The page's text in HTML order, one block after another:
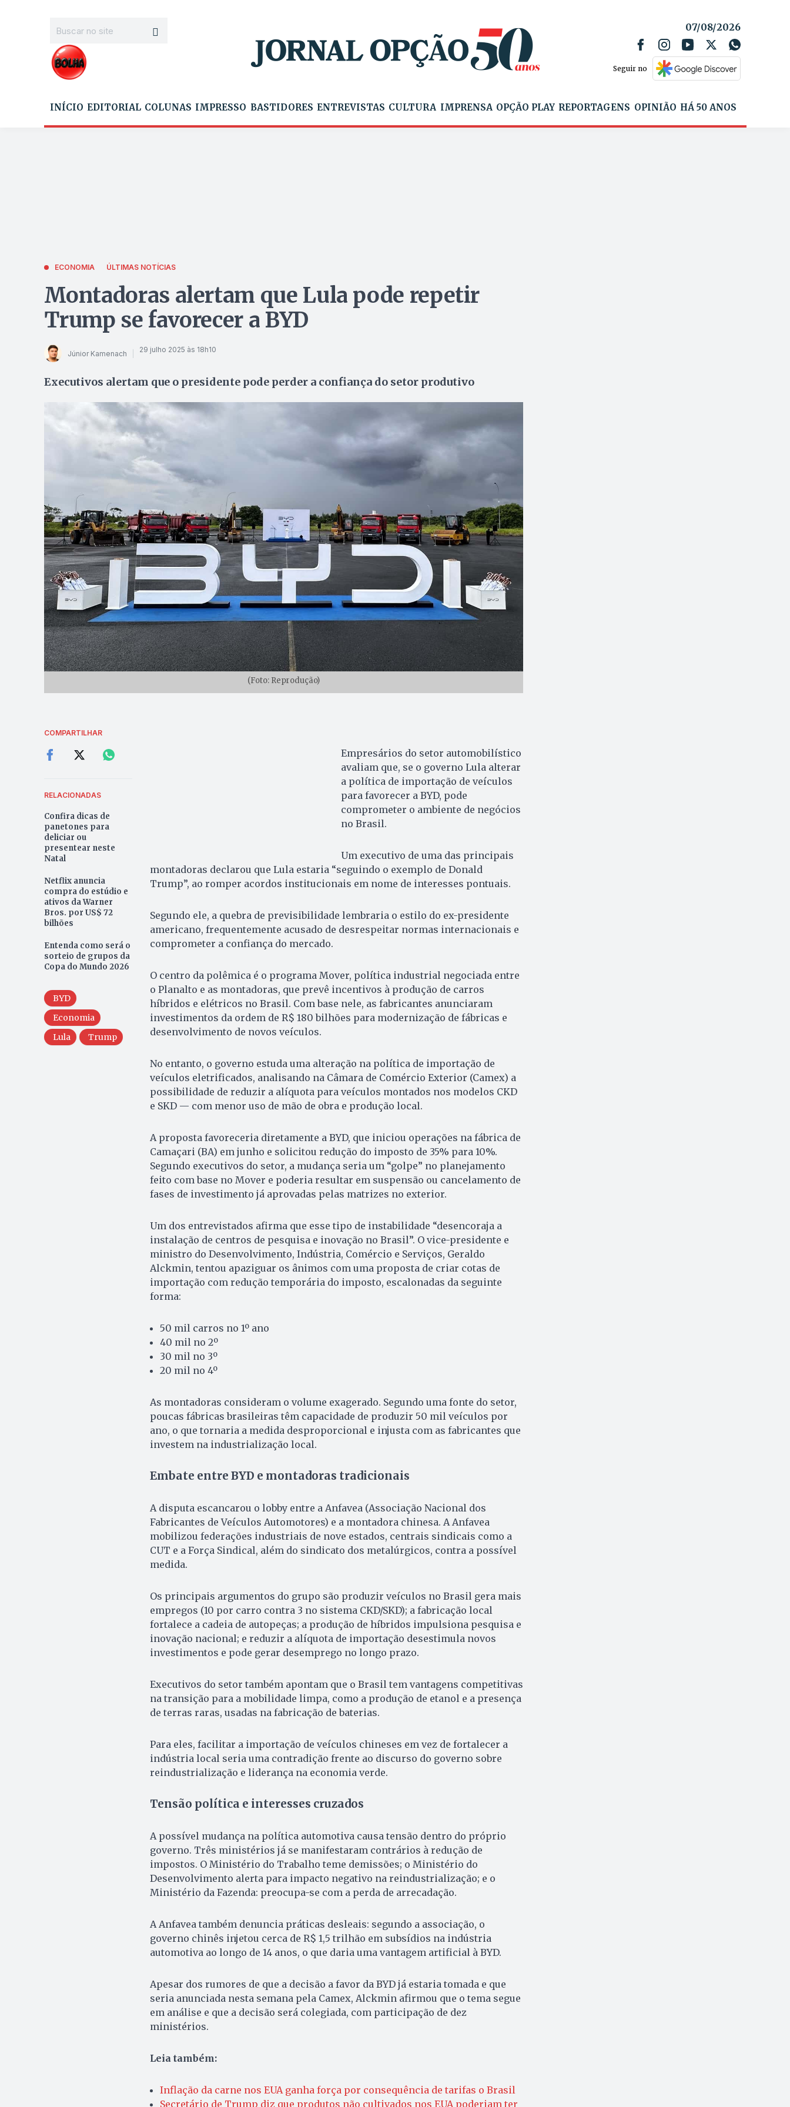
07/08/2026
Seguir no
INÍCIO EDITORIAL COLUNAS IMPRESSO BASTIDORES ENTREVISTAS CULTURA IMPRENSA OPÇÃO PLAY REPORTAGENS OPINIÃO HÁ 50 ANOS
ECONOMIA ÚLTIMAS NOTÍCIAS
Montadoras alertam que Lula pode repetir
Trump se favorecer a BYD
Júnior Kamenach 29 julho 2025 às 18h10
Executivos alertam que o presidente pode perder a confiança do setor produtivo
(Foto: Reprodução)
COMPARTILHAR
RELACIONADAS
Confira dicas de
panetones para
deliciar ou
presentear neste
Natal
Netflix anuncia
compra do estúdio e
ativos da Warner
Bros. por US$ 72
bilhões
Entenda como será o
sorteio de grupos da
Copa do Mundo 2026
BYD
Economia
Lula
Trump
Empresários do setor automobilístico
avaliam que, se o governo Lula alterar
a política de importação de veículos
para favorecer a BYD, pode
comprometer o ambiente de negócios
no Brasil.
Um executivo de uma das principais
montadoras declarou que Lula estaria “seguindo o exemplo de Donald
Trump”, ao romper acordos institucionais em nome de interesses pontuais.
Segundo ele, a quebra de previsibilidade lembraria o estilo do ex-presidente
americano, frequentemente acusado de desrespeitar normas internacionais e
comprometer a confiança do mercado.
O centro da polêmica é o programa Mover, política industrial negociada entre
o Planalto e as montadoras, que prevê incentivos à produção de carros
híbridos e elétricos no Brasil. Com base nele, as fabricantes anunciaram
investimentos da ordem de R$ 180 bilhões para modernização de fábricas e
desenvolvimento de novos veículos.
No entanto, o governo estuda uma alteração na política de importação de
veículos eletrificados, analisando na Câmara de Comércio Exterior (Camex) a
possibilidade de reduzir a alíquota para veículos montados nos modelos CKD
e SKD — com menor uso de mão de obra e produção local.
A proposta favoreceria diretamente a BYD, que iniciou operações na fábrica de
Camaçari (BA) em junho e solicitou redução do imposto de 35% para 10%.
Segundo executivos do setor, a mudança seria um “golpe” no planejamento
feito com base no Mover e poderia resultar em suspensão ou cancelamento de
fases de investimento já aprovadas pelas matrizes no exterior.
Um dos entrevistados afirma que esse tipo de instabilidade “desencoraja a
instalação de centros de pesquisa e inovação no Brasil”. O vice-presidente e
ministro do Desenvolvimento, Indústria, Comércio e Serviços, Geraldo
Alckmin, tentou apaziguar os ânimos com uma proposta de criar cotas de
importação com redução temporária do imposto, escalonadas da seguinte
forma:
50 mil carros no 1º ano
40 mil no 2º
30 mil no 3º
20 mil no 4º
As montadoras consideram o volume exagerado. Segundo uma fonte do setor,
poucas fábricas brasileiras têm capacidade de produzir 50 mil veículos por
ano, o que tornaria a medida desproporcional e injusta com as fabricantes que
investem na industrialização local.
Embate entre BYD e montadoras tradicionais
A disputa escancarou o lobby entre a Anfavea (Associação Nacional dos
Fabricantes de Veículos Automotores) e a montadora chinesa. A Anfavea
mobilizou federações industriais de nove estados, centrais sindicais como a
CUT e a Força Sindical, além do sindicato dos metalúrgicos, contra a possível
medida.
Os principais argumentos do grupo são produzir veículos no Brasil gera mais
empregos (10 por carro contra 3 no sistema CKD/SKD); a fabricação local
fortalece a cadeia de autopeças; a produção de híbridos impulsiona pesquisa e
inovação nacional; e reduzir a alíquota de importação desestimula novos
investimentos e pode gerar desemprego no longo prazo.
Executivos do setor também apontam que o Brasil tem vantagens competitivas
na transição para a mobilidade limpa, como a produção de etanol e a presença
de terras raras, usadas na fabricação de baterias.
Para eles, facilitar a importação de veículos chineses em vez de fortalecer a
indústria local seria uma contradição frente ao discurso do governo sobre
reindustrialização e liderança na economia verde.
Tensão política e interesses cruzados
A possível mudança na política automotiva causa tensão dentro do próprio
governo. Três ministérios já se manifestaram contrários à redução de
impostos. O Ministério do Trabalho teme demissões; o Ministério do
Desenvolvimento alerta para impacto negativo na reindustrialização; e o
Ministério da Fazenda: preocupa-se com a perda de arrecadação.
A Anfavea também denuncia práticas desleais: segundo a associação, o
governo chinês injetou cerca de R$ 1,5 trilhão em subsídios na indústria
automotiva ao longo de 14 anos, o que daria uma vantagem artificial à BYD.
Apesar dos rumores de que a decisão a favor da BYD já estaria tomada e que
seria anunciada nesta semana pela Camex, Alckmin afirmou que o tema segue
em análise e que a decisão será colegiada, com participação de dez
ministérios.
Leia também:
Inflação da carne nos EUA ganha força por consequência de tarifas o Brasil
Secretário de Trump diz que produtos não cultivados nos EUA poderiam ter